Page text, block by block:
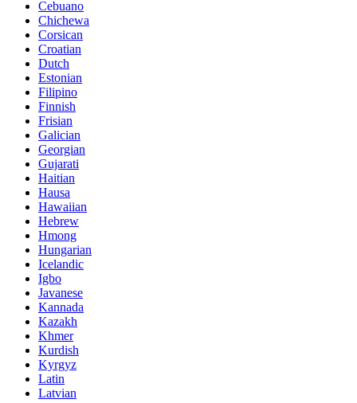
Cebuano
Chichewa
Corsican
Croatian
Dutch
Estonian
Filipino
Finnish
Frisian
Galician
Georgian
Gujarati
Haitian
Hausa
Hawaiian
Hebrew
Hmong
Hungarian
Icelandic
Igbo
Javanese
Kannada
Kazakh
Khmer
Kurdish
Kyrgyz
Latin
Latvian